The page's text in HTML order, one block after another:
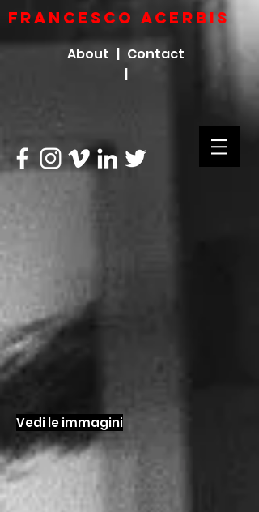
FRANCESCO ACERBIs
About | Contact
|
Vedi le immagini